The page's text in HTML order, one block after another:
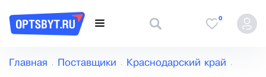
0
Главная Поставщики Краснодарский край